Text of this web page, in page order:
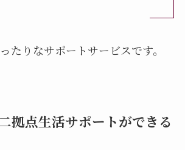
たりなサポートサービスです。
拠点生活サポートができる